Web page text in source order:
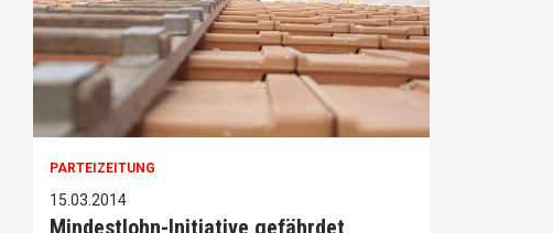
PARTEIZEITUNG
15.03.2014
Mindestlohn-Initiative gefährdet